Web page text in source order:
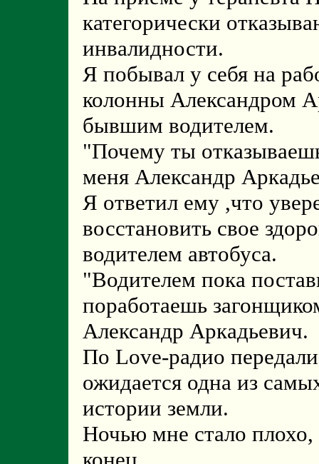
категорически
инвалидности.
Я побывал у себя на
колонны Александром
бывшим водителем.
"Почему ты
меня Александр
Я ответил ему ,что
восстановить свое
водителем автобуса.
"Водителем пока
поработаешь
Александр Аркадьевич.
По Love-радио
ожидается одна из
истории земли.
Ночью мне стало плохо,